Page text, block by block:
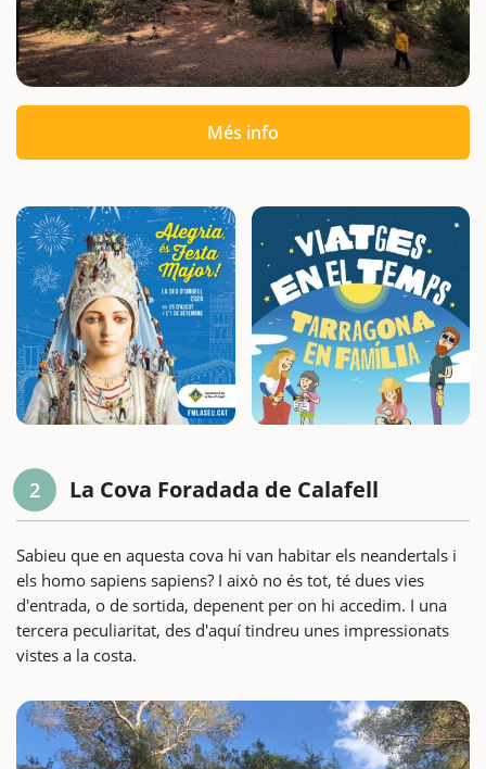
Més info
2 La Cova Foradada de Calafell
Sabieu que en aquesta cova hi van habitar els neandertals i
els homo sapiens sapiens? I això no és tot, té dues vies
d'entrada, o de sortida, depenent per on hi accedim. I una
tercera peculiaritat, des d'aquí tindreu unes impressionats
vistes a la costa.